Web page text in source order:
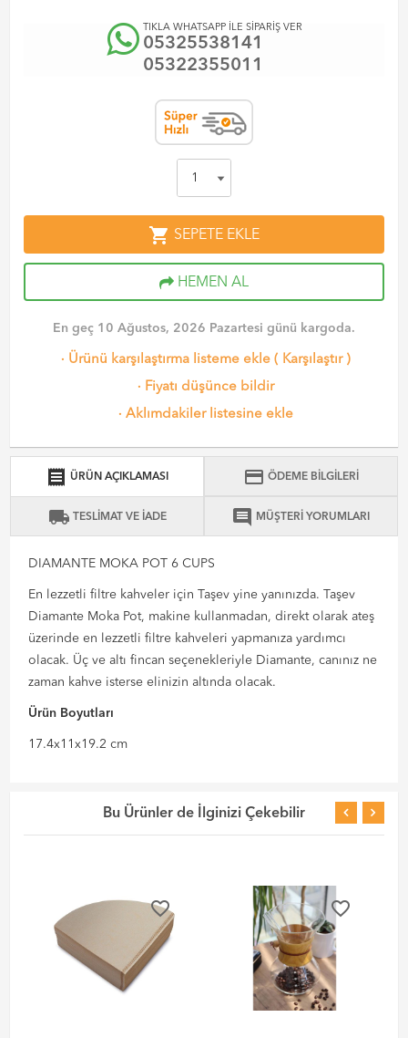
TIKLA WHATSAPP İLE SİPARİŞ VER
05325538141
05322355011
shopping_cart SEPETE EKLE
HEMEN AL
En geç 10 Ağustos, 2026 Pazartesi günü kargoda.
· Ürünü karşılaştırma listeme ekle ( Karşılaştır)
· Fiyatı düşünce bildir
· Aklımdakiler listesine ekle
receipt ÜRÜN AÇIKLAMASI credit_card ÖDEME BİLGİLERİ
local_shipping TESLİMAT VE İADE comment MÜŞTERİ YORUMLARI
DIAMANTE MOKA POT 6 CUPS
En lezzetli filtre kahveler için Taşev yine yanınızda. Taşev
Diamante Moka Pot, makine kullanmadan, direkt olarak ateş
üzerinde en lezzetli filtre kahveleri yapmanıza yardımcı
olacak. Üç ve altı fincan seçenekleriyle Diamante, canınız ne
zaman kahve isterse elinizin altında olacak.
Ürün Boyutları
17.4x11x19.2 cm
Bu Ürünler de İlginizi Çekebilir
favorite_border favorite_border